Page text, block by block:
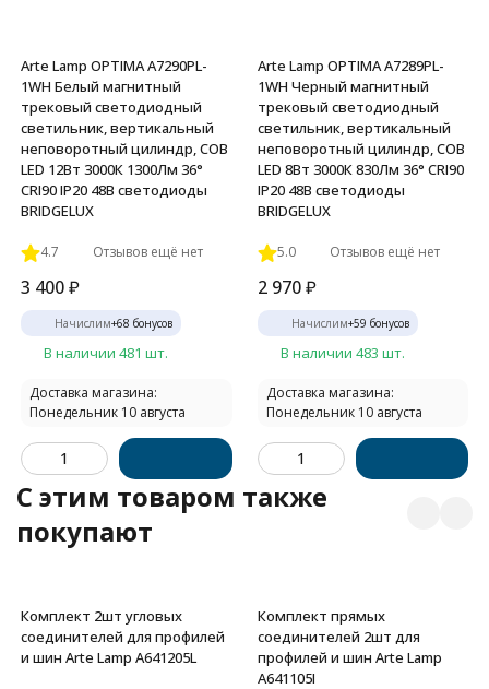
Arte Lamp OPTIMA A7290PL-
1WH Белый магнитный
трековый светодиодный
светильник, вертикальный
неповоротный цилиндр, COB
LED 12Вт 3000К 1300Лм 36°
CRI90 IP20 48В светодиоды
BRIDGELUX
4.7 Отзывов ещё нет
3 400₽
Начислим+68 бонусов
В наличии 481 шт.
Доставка магазина:
Понедельник 10 августа
Arte Lamp OPTIMA A7289PL-
1WH Черный магнитный
трековый светодиодный
светильник, вертикальный
неповоротный цилиндр, COB
LED 8Вт 3000К 830Лм 36° CRI90
IP20 48В светодиоды
BRIDGELUX
5.0 Отзывов ещё нет
2 970 ₽
Начислим+59 бонусов
В наличии 483 шт.
Доставка магазина:
Понедельник 10 августа
C этим товаром также
покупают
Комплект 2шт угловых
соединителей для профилей
и шин Arte Lamp A641205L
Комплект прямых
соединителей 2шт для
профилей и шин Arte Lamp
A641105I